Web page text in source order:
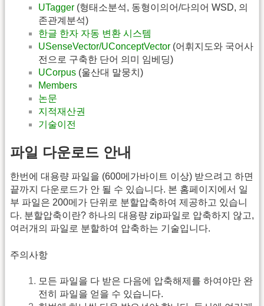
UTagger (형태소분석, 동형이의어/다의어 WSD, 의
존관계분석)
한글 한자 자동 변환 시스템
USenseVector/UConceptVector (어휘지도와 국어사
전으로 구축한 단어 의미 임베딩)
UCorpus (울산대 말뭉치)
Members
논문
지적재산권
기술이전
파일 다운로드 안내
한번에 대용량 파일을 (600메가바이트 이상) 받으려고 하면
끝까지 다운로드가 안 될 수 있습니다. 본 홈페이지에서 일
부 파일은 200메가 단위로 분할압축하여 제공하고 있습니
다. 분할압축이란? 하나의 대용량 zip파일로 압축하지 않고,
여러개의 파일로 분할하여 압축하는 기술입니다.
주의사항
모든 파일을 다 받은 다음에 압축해제를 하여야만 완
전히 파일을 얻을 수 있습니다.